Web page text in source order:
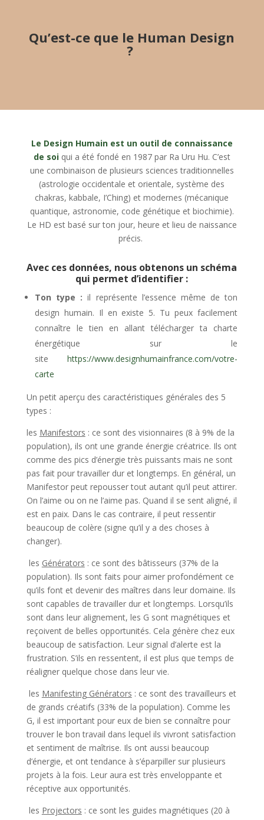
Qu’est-ce que le Human Design
?
Le Design Humain est un outil de connaissance
de soiqui a été fondé en 1987 par Ra Uru Hu. C’est
une combinaison de plusieurs sciences traditionnelles
(astrologie occidentale et orientale, système des
chakras, kabbale, I’Ching) et modernes (mécanique
quantique, astronomie, code génétique et biochimie).
Le HD est basé sur ton jour, heure et lieu de naissance
précis.
Avec ces données, nous obtenons un schéma
qui permet d’identifier :
Ton type : il représente l’essence même de ton
design humain. Il en existe 5. Tu peux facilement
connaître le tien en allant télécharger ta charte
énergétique sur le
sitehttps://www.designhumainfrance.com/votre-
carte
Un petit aperçu des caractéristiques générales des 5
types :
les Manifestors : ce sont des visionnaires (8 à 9% de la
population), ils ont une grande énergie créatrice. Ils ont
comme des pics d’énergie très puissants mais ne sont
pas fait pour travailler dur et longtemps. En général, un
Manifestor peut repousser tout autant qu’il peut attirer.
On l’aime ou on ne l’aime pas. Quand il se sent aligné, il
est en paix. Dans le cas contraire, il peut ressentir
beaucoup de colère (signe qu’il y a des choses à
changer).
les Générators : ce sont des bâtisseurs (37% de la
population). Ils sont faits pour aimer profondément ce
qu’ils font et devenir des maîtres dans leur domaine. Ils
sont capables de travailler dur et longtemps. Lorsqu’ils
sont dans leur alignement, les G sont magnétiques et
reçoivent de belles opportunités. Cela génère chez eux
beaucoup de satisfaction. Leur signal d’alerte est la
frustration. S’ils en ressentent, il est plus que temps de
réaligner quelque chose dans leur vie.
les Manifesting Générators : ce sont des travailleurs et
de grands créatifs (33% de la population). Comme les
G, il est important pour eux de bien se connaître pour
trouver le bon travail dans lequel ils vivront satisfaction
et sentiment de maîtrise. Ils ont aussi beaucoup
d’énergie, et ont tendance à s’éparpiller sur plusieurs
projets à la fois. Leur aura est très enveloppante et
réceptive aux opportunités.
les Projectors : ce sont les guides magnétiques (20 à